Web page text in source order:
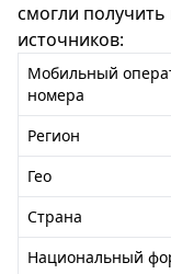
смогли
источников:
Мобильный
номера
Регион
Гео
Страна
Национальный